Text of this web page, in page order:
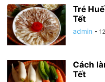
Tré
Tết
admin -
Cách
Tết